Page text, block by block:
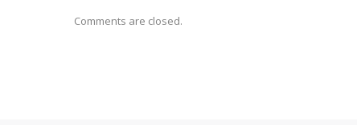
Comments are closed.